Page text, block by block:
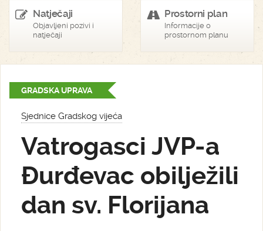
Natječaji
Objavljeni pozivi i
natječaji
Prostorni plan
Informacije o
prostornom planu
GRADSKA UPRAVA
Sjednice Gradskog vijeća
Vatrogasci JVP-a
Đurđevac obilježili
dan sv. Florijana